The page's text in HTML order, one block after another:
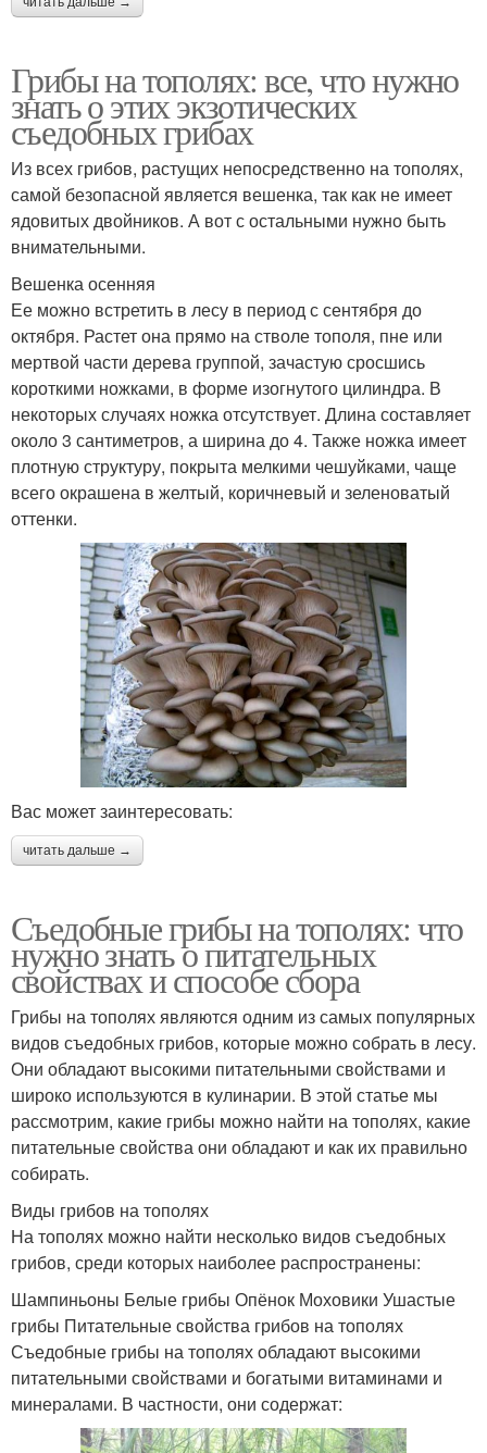
Грибы на тополях: все, что нужно
знать о этих экзотических
съедобных грибах
Из всех грибов, растущих непосредственно на тополях,
самой безопасной является вешенка, так как не имеет
ядовитых двойников. А вот с остальными нужно быть
внимательными.
Вешенка осенняя
Ее можно встретить в лесу в период с сентября до
октября. Растет она прямо на стволе тополя, пне или
мертвой части дерева группой, зачастую сросшись
короткими ножками, в форме изогнутого цилиндра. В
некоторых случаях ножка отсутствует. Длина составляет
около 3 сантиметров, а ширина до 4. Также ножка имеет
плотную структуру, покрыта мелкими чешуйками, чаще
всего окрашена в желтый, коричневый и зеленоватый
оттенки.
Вас может заинтересовать:
читать дальше →
Съедобные грибы на тополях: что
нужно знать о питательных
свойствах и способе сбора
Грибы на тополях являются одним из самых популярных
видов съедобных грибов, которые можно собрать в лесу.
Они обладают высокими питательными свойствами и
широко используются в кулинарии. В этой статье мы
рассмотрим, какие грибы можно найти на тополях, какие
питательные свойства они обладают и как их правильно
собирать.
Виды грибов на тополях
На тополях можно найти несколько видов съедобных
грибов, среди которых наиболее распространены:
Шампиньоны Белые грибы Опёнок Моховики Ушастые
грибы Питательные свойства грибов на тополях
Съедобные грибы на тополях обладают высокими
питательными свойствами и богатыми витаминами и
минералами. В частности, они содержат: